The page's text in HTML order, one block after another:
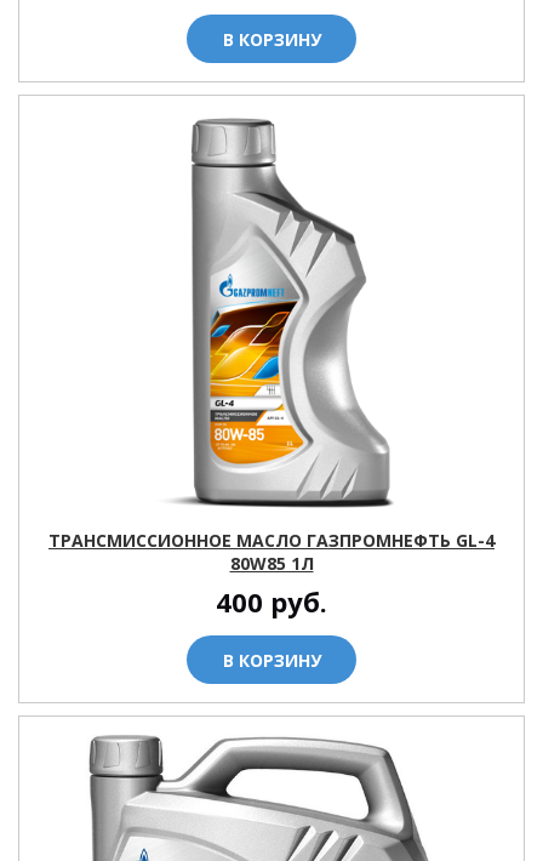
В КОРЗИНУ
ТРАНСМИССИОННОЕ МАСЛО ГАЗПРОМНЕФТЬ GL-4
80W85 1Л
400 руб.
В КОРЗИНУ